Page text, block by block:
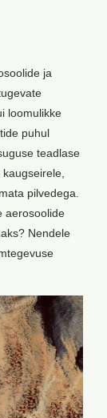
ja
loomulikke
puhul
teadlase
pilvedega.
aerosoolide
Nendele